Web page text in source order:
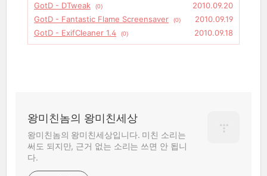
GotD - DTweak
(0)
2010.09.20
GotD - Fantastic Flame Screensaver
(0)
2010.09.19
GotD - ExifCleaner 1.4
(0) 2010.09.18
왕미친놈의 왕미친세상
왕미친놈의 왕미친세상입니다. 미친 소리는
써도 되지만, 근거 없는 소리는 쓰면 안 됩니
다.